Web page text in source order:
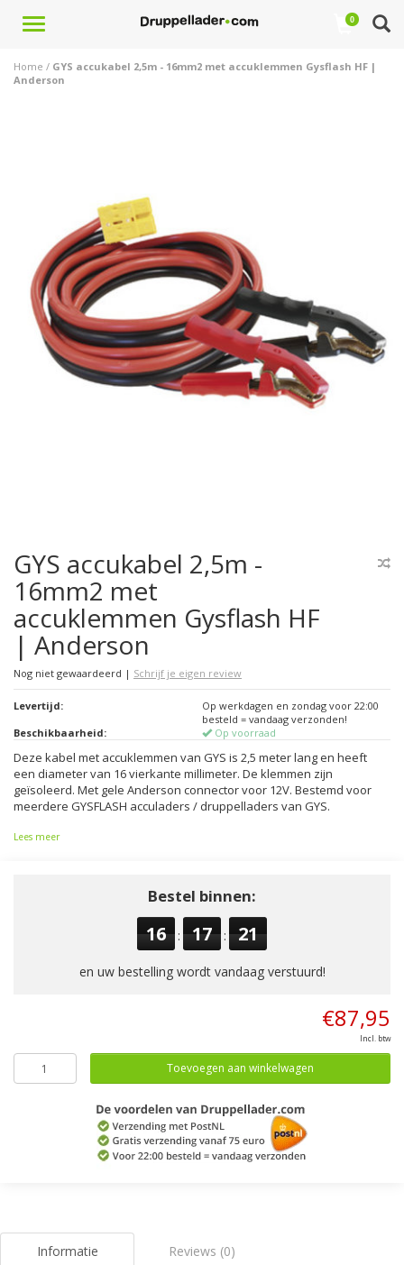
Toggle
0
Home / GYS accukabel 2,5m - 16mm2 met accuklemmen Gysflash HF |
Anderson
GYS accukabel 2,5m -
16mm2 met
accuklemmen Gysflash HF
| Anderson
Nog niet gewaardeerd | Schrijf je eigen review
Levertijd:
Op werkdagen en zondag voor 22:00
besteld = vandaag verzonden!
Beschikbaarheid:
Op voorraad
Deze kabel met accuklemmen van GYS is 2,5 meter lang en heeft
een diameter van 16 vierkante millimeter. De klemmen zijn
geïsoleerd. Met gele Anderson connector voor 12V. Bestemd voor
meerdere GYSFLASH acculaders / druppelladers van GYS.
Lees meer
Bestel binnen:
16 : 17 : 21
en uw bestelling wordt vandaag verstuurd!
€87,95
Incl. btw
Toevoegen aan winkelwagen
Informatie Reviews (0)